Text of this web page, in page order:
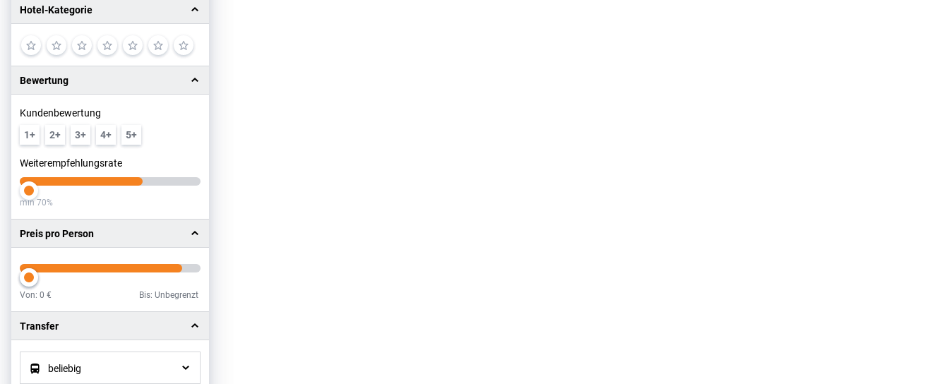
Hotel-Kategorie
Bewertung
Kundenbewertung
1+
2+ 3+ 4+ 5+
Weiterempfehlungsrate
Slider
min 70%
Preis pro Person
Von: 0 € Bis: Unbegrenzt
Transfer
beliebig